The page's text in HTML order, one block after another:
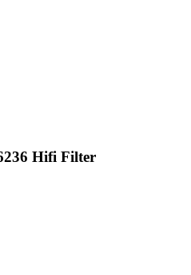
Hifi Filter